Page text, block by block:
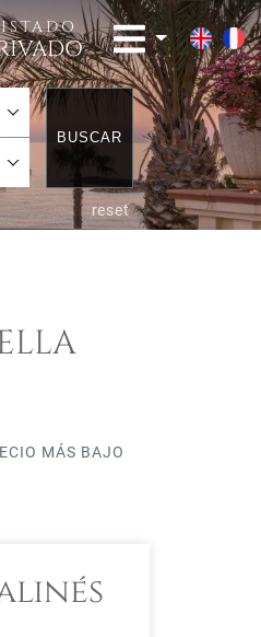
BUSCAR
reset
MÁS BAJO